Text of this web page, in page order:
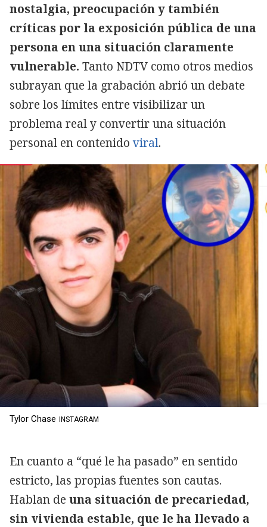
nostalgia, preocupación y también
críticas por la exposición pública de una
persona en una situación claramente
vulnerable. Tanto NDTV como otros medios
subrayan que la grabación abrió un debate
sobre los límites entre visibilizar un
problema real y convertir una situación
personal en contenidoviral.
Tylor Chase INSTAGRAM
En cuanto a “qué le ha pasado” en sentido
estricto, las propias fuentes son cautas.
Hablan de una situación de precariedad,
sin vivienda estable, que le ha llevado a